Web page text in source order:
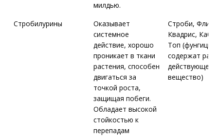
милдью.
Стробилурины
Оказывает
системное
действие, хорошо
проникает в ткани
растения, способен
двигаться за
точкой роста,
защищая побеги.
Обладает высокой
стойкостью к
перепадам
Строби,
Квадрис,
Топ
содержат
действующее
вещество)